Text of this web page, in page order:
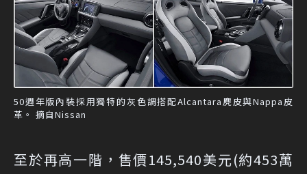
50週年版內裝採用獨特的灰色調搭配Alcantara麂皮與Nappa皮
革。 摘自Nissan
至於再高一階，售價145,540美元(約453萬